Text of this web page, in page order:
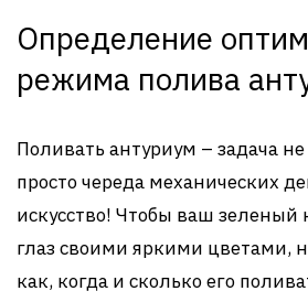
Определение
режима полива
Поливать антуриум – задача
просто череда механических
искусство! Чтобы ваш зеленый
глаз своими яркими цветами,
как, когда и сколько его